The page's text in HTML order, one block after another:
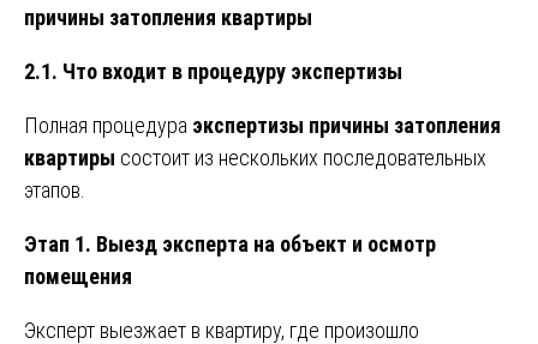
причины затопления квартиры
2.1. Что входит в процедуру экспертизы
Полная процедура экспертизы причины затопления
квартиры состоит из нескольких последовательных
этапов.
Этап 1. Выезд эксперта на объект и осмотр
помещения
Эксперт выезжает в квартиру, где произошло